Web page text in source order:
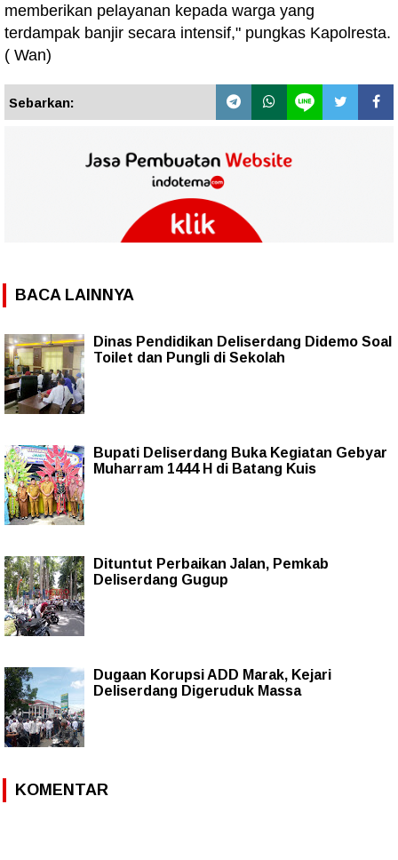
memberikan pelayanan kepada warga yang
terdampak banjir secara intensif," pungkas Kapolresta.
( Wan)
Sebarkan:
BACA LAINNYA
Dinas Pendidikan Deliserdang Didemo Soal
Toilet dan Pungli di Sekolah
Bupati Deliserdang Buka Kegiatan Gebyar
Muharram 1444 H di Batang Kuis
Dituntut Perbaikan Jalan, Pemkab
Deliserdang Gugup
Dugaan Korupsi ADD Marak, Kejari
Deliserdang Digeruduk Massa
KOMENTAR